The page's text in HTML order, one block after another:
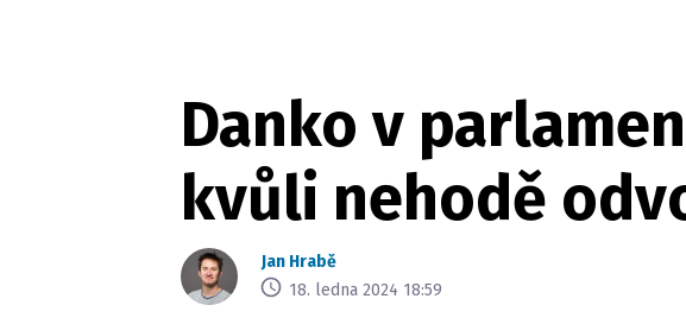
Danko v
kvůli nehodě
Jan Hrabě
18. ledna 2024 18:59